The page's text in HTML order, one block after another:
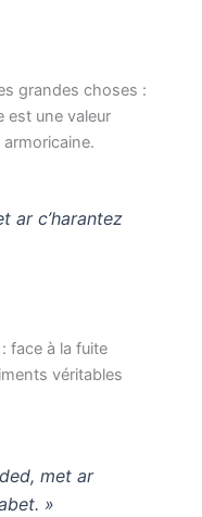
grandes choses :
est une valeur
ar c’harantez
face à la fuite
véritables
met ar
»